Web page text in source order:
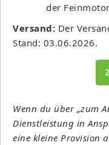
der
Versand: Der
Stand: 03.06.2026.
Wenn du über „zum
Dienstleistung in
eine kleine Provision